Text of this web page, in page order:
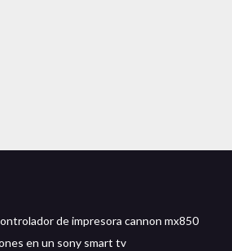
de impresora cannon mx850
en un sony smart tv